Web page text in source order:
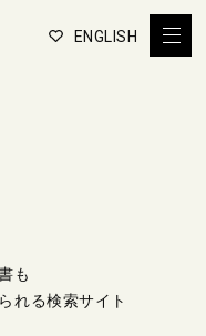
ENGLISH
も
れる検索サイト